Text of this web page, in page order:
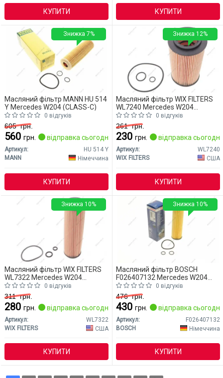
КУПИТИ КУПИТИ
Масляний фільтр MANN HU 514
Y Mercedes W204 (CLASS-C)
0 відгуків
605грн.
560 грн. відправка сьогодні
Артикул:
HU 514 Y
MANN
Німеччина
КУПИТИ
Знижка 7%
Масляний фільтр WIX FILTERS
WL7240 Mercedes W204
(CLASS-C)
0 відгуків
261грн.
230 грн. відправка сьогодні
Артикул:
WL7240
WIX FILTERS
США
КУПИТИ
Знижка 12%
Масляний фільтр WIX FILTERS
WL7322 Mercedes W204
(CLASS-C)
0 відгуків
311грн.
280 грн. відправка сьогодні
Артикул:
WL7322
WIX FILTERS
США
КУПИТИ
Знижка 10%
Масляний фільтр BOSCH
F026407132 Mercedes W204
(CLASS-C)
0 відгуків
476грн.
430 грн. відправка сьогодні
Артикул:
F026407132
BOSCH
Німеччина
КУПИТИ
Знижка 10%